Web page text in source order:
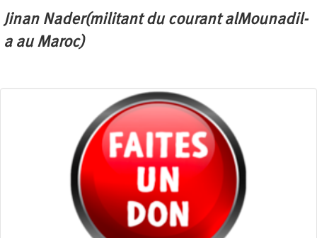
Jinan Nader(militant du courant alMounadil-
a au Maroc)